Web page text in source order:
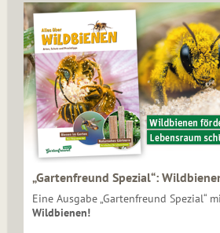
„Gartenfreund Spezial“:
Eine Ausgabe „Gartenfreund Spezial“
Wildbienen!